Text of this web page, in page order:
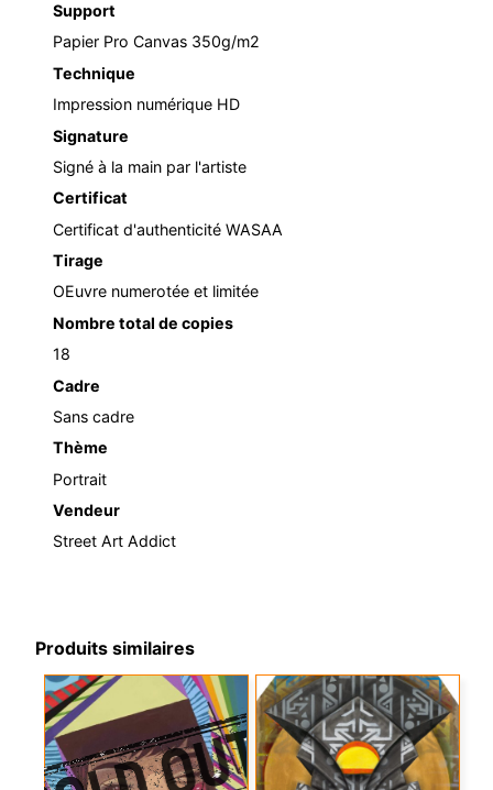
Support
Papier Pro Canvas 350g/m2
Technique
Impression numérique HD
Signature
Signé à la main par l'artiste
Certificat
Certificat d'authenticité WASAA
Tirage
OEuvre numerotée et limitée
Nombre total de copies
18
Cadre
Sans cadre
Thème
Portrait
Vendeur
Street Art Addict
Produits similaires